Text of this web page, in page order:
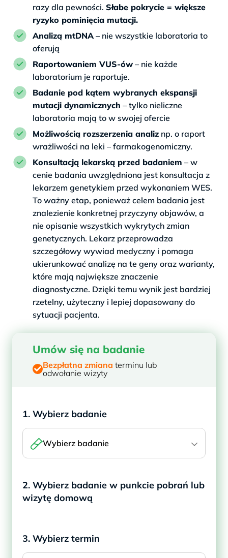
razy dla pewności. Słabe pokrycie = większe
ryzyko pominięcia mutacji.
Analizą mtDNA – nie wszystkie laboratoria to
oferują
Raportowaniem VUS-ów – nie każde
laboratorium je raportuje.
Badanie pod kątem wybranych ekspansji
mutacji dynamicznych – tylko nieliczne
laboratoria mają to w swojej ofercie
Możliwością rozszerzenia analiz np. o raport
wrażliwości na leki – farmakogenomiczny.
Konsultacją lekarską przed badaniem – w
cenie badania uwzględniona jest konsultacja z
lekarzem genetykiem przed wykonaniem WES.
To ważny etap, ponieważ celem badania jest
znalezienie konkretnej przyczyny objawów, a
nie opisanie wszystkich wykrytych zmian
genetycznych. Lekarz przeprowadza
szczegółowy wywiad medyczny i pomaga
ukierunkować analizę na te geny oraz warianty,
które mają największe znaczenie
diagnostyczne. Dzięki temu wynik jest bardziej
rzetelny, użyteczny i lepiej dopasowany do
sytuacji pacjenta.
Umów się na badanie
Bezpłatna zmiana terminu lub
odwołanie wizyty
1. Wybierz badanie
Wybierz badanie
2. Wybierz badanie w punkcie pobrań lub
wizytę domową
3. Wybierz termin